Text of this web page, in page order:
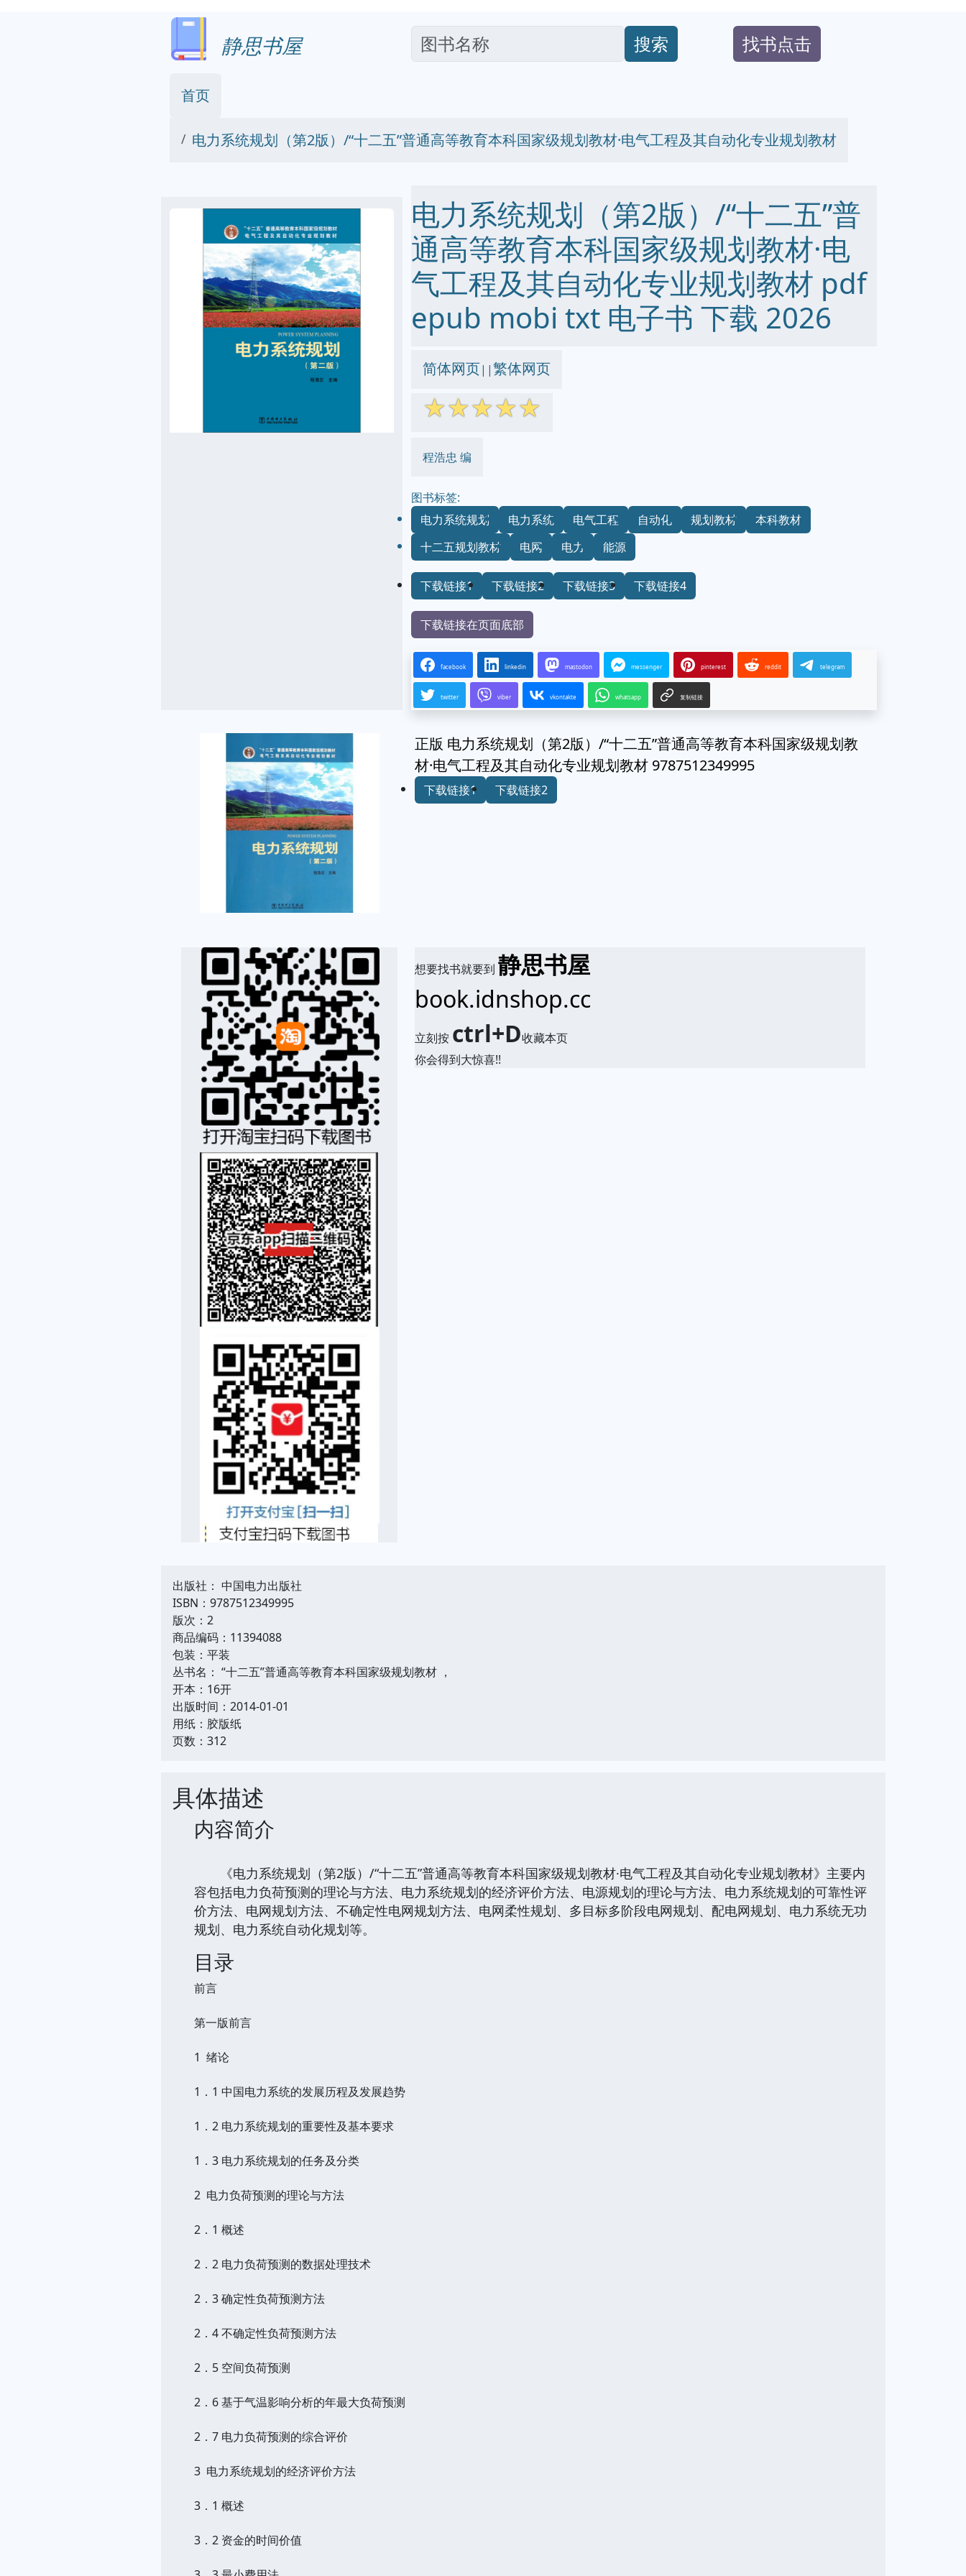
静思书屋 搜索 找书点击
首页
电力系统规划（第2版）/“十二五”普通高等教育本科国家级规划教材·电气工程及其自动化专业规划教材
电力系统规划（第2版）/“十二五”普
通高等教育本科国家级规划教材·电
气工程及其自动化专业规划教材 pdf
epub mobi txt 电子书 下载 2026
简体网页||繁体网页
☆☆☆☆☆
程浩忠 编
图书标签:
电力系统规划
电力系统 电气工程 自动化 规划教材
本科教材
十二五规划教材
电网 电力 能源
下载链接1 下载链接2 下载链接3 下载链接4
下载链接在页面底部
facebook linkedin mastodon messenger pinterest reddit telegram
twitter viber vkontakte whatsapp 复制链接
正版 电力系统规划（第2版）/“十二五”普通高等教育本科国家级规划教
材·电气工程及其自动化专业规划教材 9787512349995
下载链接1 下载链接2
想要找书就要到静思书屋
book.idnshop.cc
立刻按 ctrl+D收藏本页
你会得到大惊喜!!
出版社： 中国电力出版社
ISBN：9787512349995
版次：2
商品编码：11394088
包装：平装
丛书名： “十二五”普通高等教育本科国家级规划教材 ，
开本：16开
出版时间：2014-01-01
用纸：胶版纸
页数：312
具体描述
内容简介
《电力系统规划（第2版）/“十二五”普通高等教育本科国家级规划教材·电气工程及其自动化专业规划教材》主要内
容包括电力负荷预测的理论与方法、电力系统规划的经济评价方法、电源规划的理论与方法、电力系统规划的可靠性评
价方法、电网规划方法、不确定性电网规划方法、电网柔性规划、多目标多阶段电网规划、配电网规划、电力系统无功
规划、电力系统自动化规划等。
目录
前言
第一版前言
1 绪论
1．1 中国电力系统的发展历程及发展趋势
1．2 电力系统规划的重要性及基本要求
1．3 电力系统规划的任务及分类
2 电力负荷预测的理论与方法
2．1 概述
2．2 电力负荷预测的数据处理技术
2．3 确定性负荷预测方法
2．4 不确定性负荷预测方法
2．5 空间负荷预测
2．6 基于气温影响分析的年最大负荷预测
2．7 电力负荷预测的综合评价
3 电力系统规划的经济评价方法
3．1 概述
3．2 资金的时间价值